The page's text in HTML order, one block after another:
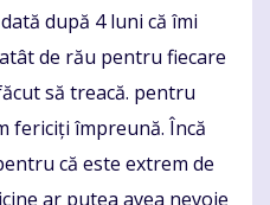
după 4 luni că îmi
de rău pentru fiecare
să treacă. pentru
fericiți împreună. Încă
că este extrem de
ar putea avea nevoie